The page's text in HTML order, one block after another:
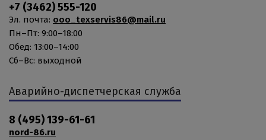
+7 (3462) 555-120
Эл. почта: ooo_texservis86@mail.ru
Пн–Пт: 9:00–18:00
Обед: 13:00–14:00
Сб–Вс: выходной
Аварийно-диспетчерская служба
8 (495) 139-61-61
nord-86.ru